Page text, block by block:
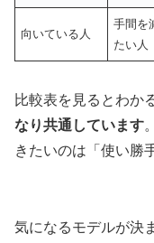
向いている人
手間を
たい人
比較表を見るとわか
なり共通しています
きたいのは「使い勝
気になるモデルが決